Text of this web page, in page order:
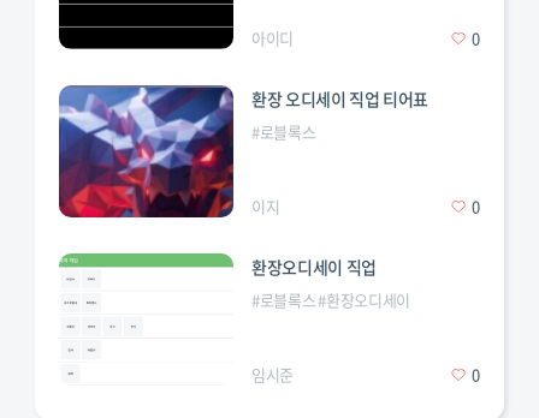
아이디 0
환장 오디세이 직업 티어표
#로블록스
이지 0
환장오디세이 직업
#로블록스#환장오디세이
임시준 0